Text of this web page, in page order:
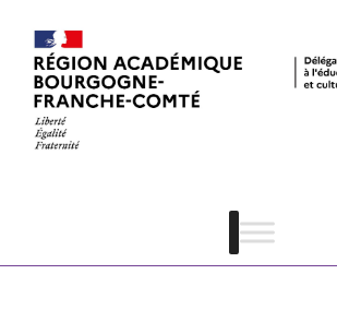
Prix de
l’Homme
debout